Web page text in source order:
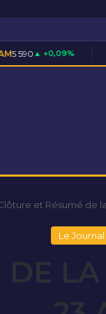
BOAN5 200 ▲
et Résumé de
Le